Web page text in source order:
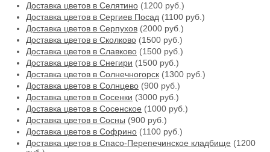
Доставка цветов в Селятино (1200 руб.)
Доставка цветов в Сергиев Посад (1100 руб.)
Доставка цветов в Серпухов (2000 руб.)
Доставка цветов в Сколково (1500 руб.)
Доставка цветов в Славково (1500 руб.)
Доставка цветов в Снегири (1500 руб.)
Доставка цветов в Солнечногорск (1300 руб.)
Доставка цветов в Солнцево (900 руб.)
Доставка цветов в Сосенки (3000 руб.)
Доставка цветов в Сосенское (1000 руб.)
Доставка цветов в Сосны (900 руб.)
Доставка цветов в Софрино (1100 руб.)
Доставка цветов в Спасо-Перепечинское кладбище (1200